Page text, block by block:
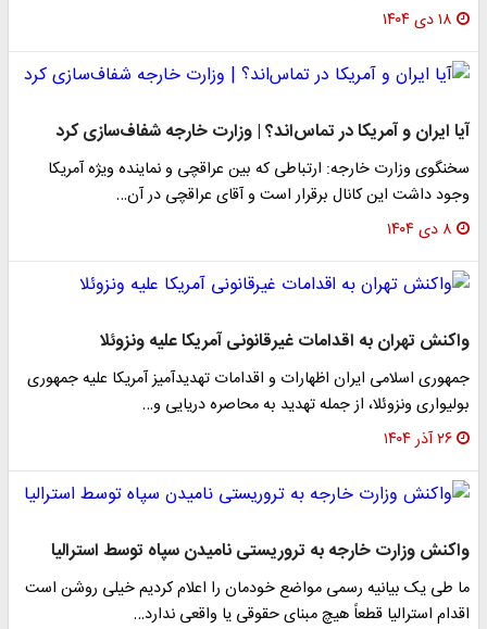
۱۸ دی ۱۴۰۴
آیا ایران و آمریکا در تماس‌اند؟ | وزارت خارجه شفاف‌سازی کرد
سخنگوی وزارت خارجه: ارتباطی که بین عراقچی و نماینده ویژه آمریکا
وجود داشت این کانال برقرار است و آقای عراقچی در آن…
۸ دی ۱۴۰۴
واکنش تهران به اقدامات غیرقانونی آمریکا علیه ونزوئلا
جمهوری اسلامی ایران اظهارات و اقدامات تهدیدآمیز آمریکا علیه جمهوری
بولیواری ونزوئلا، از جمله تهدید به محاصره دریایی و…
۲۶ آذر ۱۴۰۴
واکنش وزارت خارجه به تروریستی نامیدن سپاه توسط استرالیا
ما طی یک بیانیه رسمی مواضع خودمان را اعلام کردیم خیلی روشن است
اقدام استرالیا قطعاً هیچ مبنای حقوقی یا واقعی ندارد…